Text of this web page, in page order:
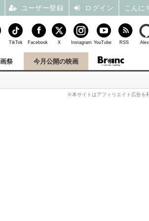
祭 今月公開の映画
※本サイトはアフィリエイト広告を
TikTok Facebook X Instagram YouTube RSS
ユーザー登録 ログイン こんに